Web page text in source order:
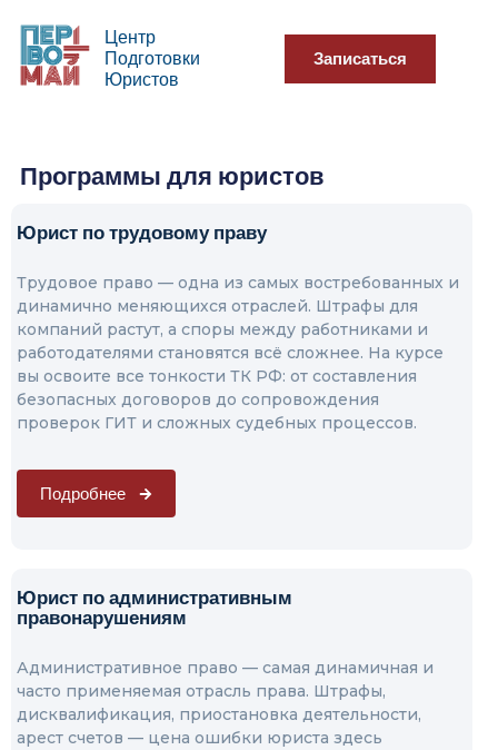
Центр
Подготовки
Юристов
Записаться
Программы для юристов
Юрист по трудовому праву
Трудовое право — одна из самых востребованных и
динамично меняющихся отраслей. Штрафы для
компаний растут, а споры между работниками и
работодателями становятся всё сложнее. На курсе
вы освоите все тонкости ТК РФ: от составления
безопасных договоров до сопровождения
проверок ГИТ и сложных судебных процессов.
Подробнее
Юрист по административным
правонарушениям
Административное право — самая динамичная и
часто применяемая отрасль права. Штрафы,
дисквалификация, приостановка деятельности,
арест счетов — цена ошибки юриста здесь